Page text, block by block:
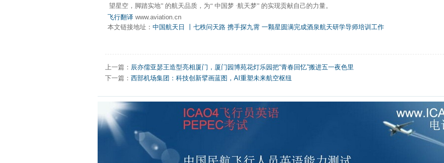
望星空， 脚踏实地” 的航天品质，为“ 中国梦 ·航天梦” 的实现贡献自己的力量。
飞行翻译 www.aviation.cn
本文链接地址： 中国航天日 丨七秩问天路 携手探九霄 一颗星圆满完成酒泉航天研学导师培训工作
上一篇： 辰亦儒亚瑟王造型亮相厦门，厦门园博苑花灯乐园把“青春回忆”搬进五一夜色里
下一篇： 西部机场集团：科技创新擘画蓝图，AI重塑未来航空枢纽